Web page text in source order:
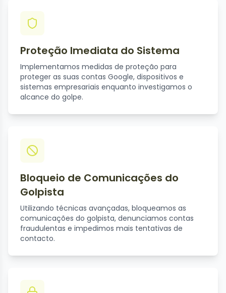
Proteção Imediata do Sistema
Implementamos medidas de proteção para
proteger as suas contas Google, dispositivos e
sistemas empresariais enquanto investigamos o
alcance do golpe.
Bloqueio de Comunicações do
Golpista
Utilizando técnicas avançadas, bloqueamos as
comunicações do golpista, denunciamos contas
fraudulentas e impedimos mais tentativas de
contacto.